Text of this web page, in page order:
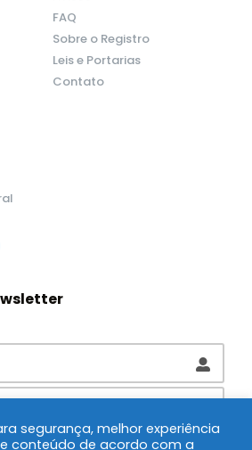
FAQ
Sobre o Registro
Leis e Portarias
Contato
segurança, melhor experiência
conteúdo de acordo com a